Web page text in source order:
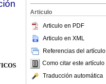
Articulo
Articulo en PDF
Articulo en XML
Referencias del artículo
Como citar este artículo
Traducción automática